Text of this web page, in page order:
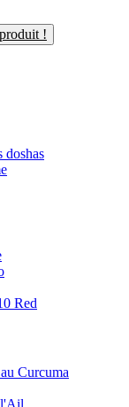
!
doshas
Red
Curcuma